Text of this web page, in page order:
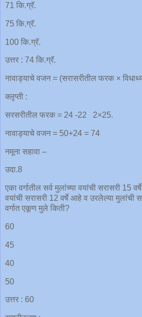
71 कि.ग्रॅ.
75 कि.ग्रॅ.
100 कि.ग्रॅ.
उत्तर : 74 कि.ग्रॅ.
नावाड्याचे वजन = (सरासरीतील फरक ×
क्लृप्ती :
सरसरीतील फरक = 24 -22 2×25.
नावाड्याचे वजन = 50+24 = 74
नमूना सहावा –
उदा.8
एका वर्गातील सर्व मुलांच्या वयांची सरासरी 15
वयांची सरासरी 12 वर्षे आहे व उरलेल्या मुलांची
वर्गात एकूण मुले किती?
60
45
40
50
उत्तर : 60